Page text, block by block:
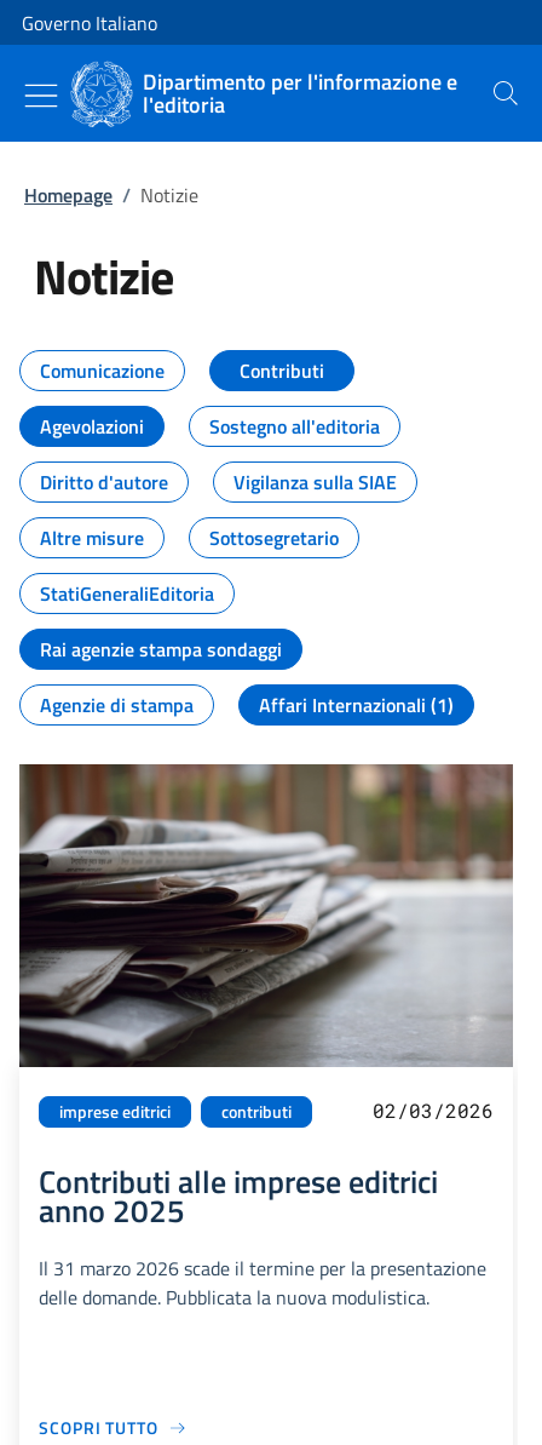
Vai al contenuto
Vai alla navigazione del sito
Governo Italiano
Dipartimento per l'informazione e
l'editoria Cerca
Homepage / Notizie
Notizie
Tutti i contenuti della pagina
Comunicazione
Contributi
Agevolazioni
Sostegno all'editoria
Diritto d'autore
Vigilanza sulla SIAE
Altre misure
Sottosegretario
StatiGeneraliEditoria
Rai agenzie stampa sondaggi
Agenzie di stampa
Affari Internazionali (1)
imprese editrici contributi 02/03/2026
Contributi alle imprese editrici
anno 2025
Il 31 marzo 2026 scade il termine per la presentazione
delle domande. Pubblicata la nuova modulistica.
SCOPRI TUTTO